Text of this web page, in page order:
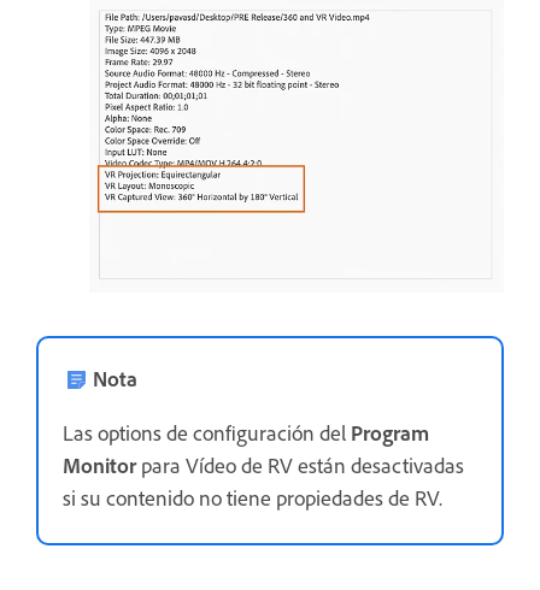
Nota
Las options de configuración del Program
Monitorpara Vídeo de RV están desactivadas
si su contenido no tiene propiedades de RV.